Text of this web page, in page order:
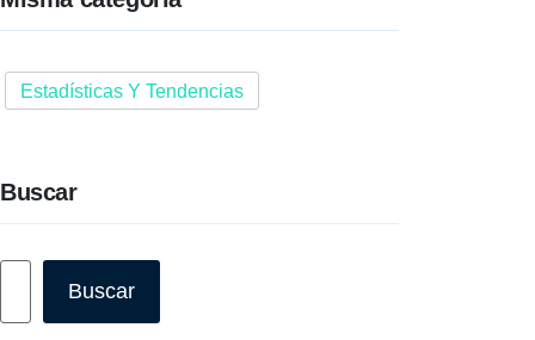
Estadísticas Y Tendencias
Buscar
Buscar